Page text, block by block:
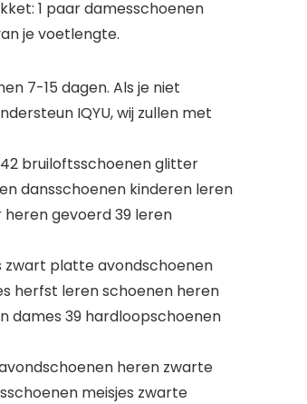
1 paar damesschoenen
je voetlengte.
7-15 dagen. Als je niet
IQYU, wij zullen met
bruiloftsschoenen glitter
dansschoenen kinderen leren
gevoerd 39 leren
zwart platte avondschoenen
herfst leren schoenen heren
dames 39 hardloopschoenen
heren zwarte
meisjes zwarte